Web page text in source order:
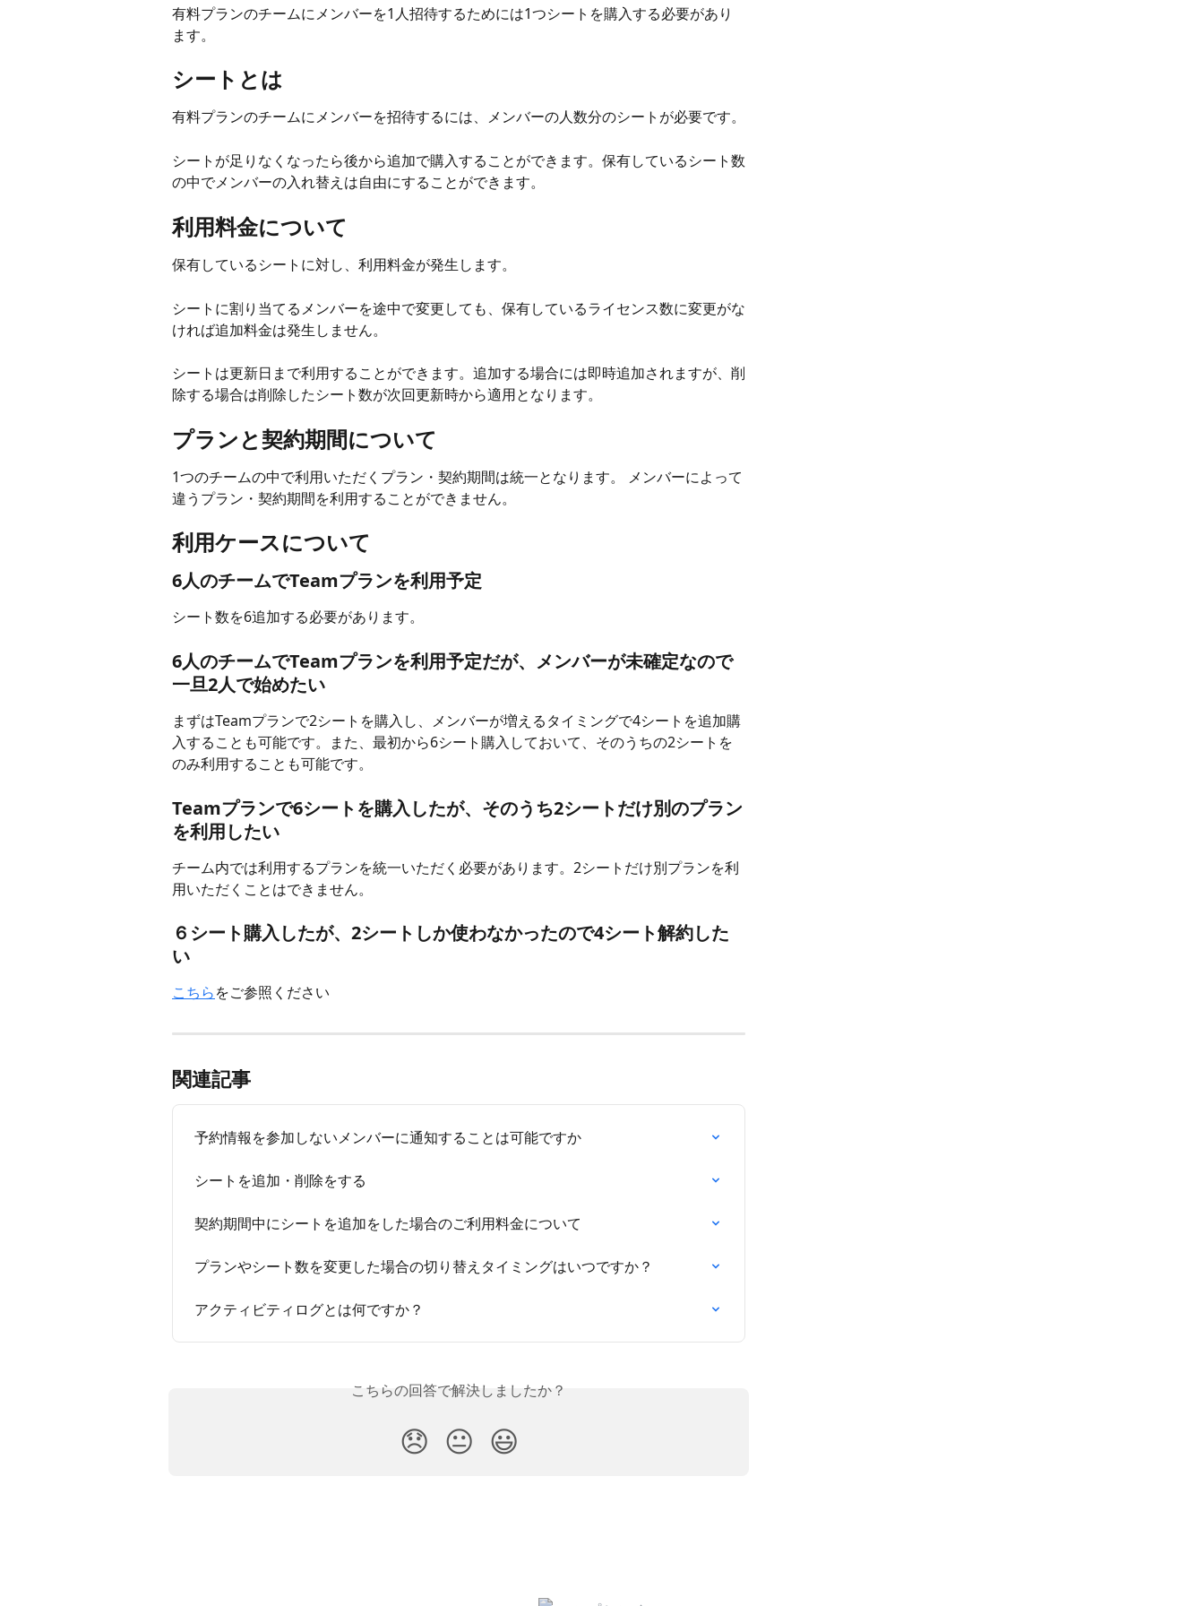
有料プランのチームにメンバーを1人招待するためには1つシートを購入する必要があり
ます。
シートとは
有料プランのチームにメンバーを招待するには、メンバーの人数分のシートが必要です。
シートが足りなくなったら後から追加で購入することができます。保有しているシート数
の中でメンバーの入れ替えは自由にすることができます。
利用料金について
保有しているシートに対し、利用料金が発生します。
シートに割り当てるメンバーを途中で変更しても、保有しているライセンス数に変更がな
ければ追加料金は発生しません。
シートは更新日まで利用することができます。追加する場合には即時追加されますが、削
除する場合は削除したシート数が次回更新時から適用となります。
プランと契約期間について
1つのチームの中で利用いただくプラン・契約期間は統一となります。 メンバーによって
違うプラン・契約期間を利用することができません。
利用ケースについて
6人のチームでTeamプランを利用予定
シート数を6追加する必要があります。
6人のチームでTeamプランを利用予定だが、メンバーが未確定なので
一旦2人で始めたい
まずはTeamプランで2シートを購入し、メンバーが増えるタイミングで4シートを追加購
入することも可能です。また、最初から6シート購入しておいて、そのうちの2シートを
のみ利用することも可能です。
Teamプランで6シートを購入したが、そのうち2シートだけ別のプラン
を利用したい
チーム内では利用するプランを統一いただく必要があります。2シートだけ別プランを利
用いただくことはできません。
６シート購入したが、2シートしか使わなかったので4シート解約した
い
こちらをご参照ください
関連記事
予約情報を参加しないメンバーに通知することは可能ですか
シートを追加・削除をする
契約期間中にシートを追加をした場合のご利用料金について
プランやシート数を変更した場合の切り替えタイミングはいつですか？
アクティビティログとは何ですか？
こちらの回答で解決しましたか？
😞 😐 😃